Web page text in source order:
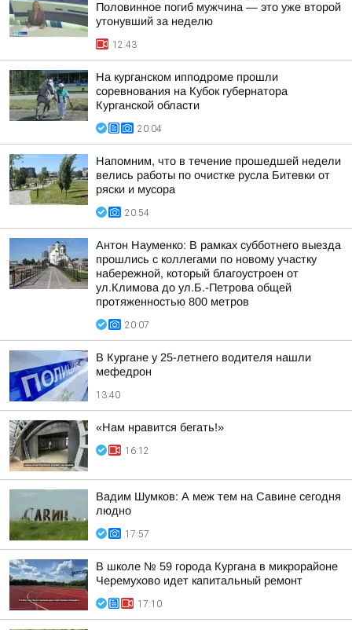
Половинное погиб мужчина — это уже второй
утонувший за неделю
12:43
На курганском ипподроме прошли
соревнования на Кубок губернатора
Курганской области
20:04
Напомним, что в течение прошедшей недели
велись работы по очистке русла Битевки от
ряски и мусора
20:54
Антон Науменко: В рамках субботнего выезда
прошлись с коллегами по новому участку
набережной, который благоустроен от
ул.Климова до ул.Б.-Петрова общей
протяженностью 800 метров
20:07
В Кургане у 25-летнего водителя нашли
мефедрон
13:40
«Нам нравится бегать!»
16:12
Вадим Шумков: А меж тем на Савине сегодня
людно
17:57
В школе № 59 города Кургана в микрорайоне
Черемухово идет капитальный ремонт
17:10